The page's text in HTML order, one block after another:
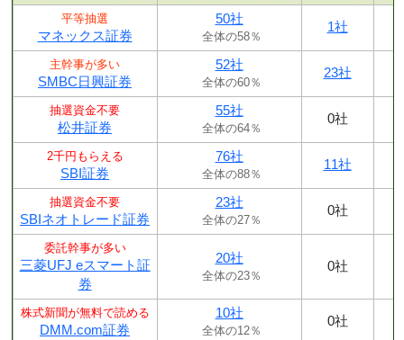
平等抽選
マネックス証券
50社
全体の58％
1社
主幹事が多い
SMBC日興証券
52社
全体の60％
23社
抽選資金不要
松井証券
55社
全体の64％
0社
2千円もらえる
SBI証券
76社
全体の88％
11社
抽選資金不要
SBIネオトレード証券
23社
全体の27％
0社
委託幹事が多い
三菱UFJ eスマート証
券
20社
全体の23％
0社
株式新聞が無料で読める
DMM.com証券
10社
全体の12％
0社